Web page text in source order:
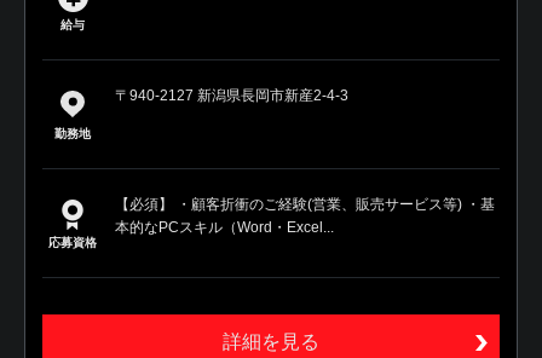
給与
勤務地
〒940-2127 新潟県長岡市新産2-4-3
応募資格
【必須】 ・顧客折衝のご経験(営業、販売サービス等) ・基
本的なPCスキル（Word・Excel...
詳細を見る